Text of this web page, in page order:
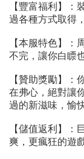
【豐富福利】：
過各種方式取得
【本服特色】：
不完，讓你白瞟
【贊助獎勵】：
在弗心，絕對讓
過的新滋味，愉
【儲值返利】：
爽，更瘋狂的遊